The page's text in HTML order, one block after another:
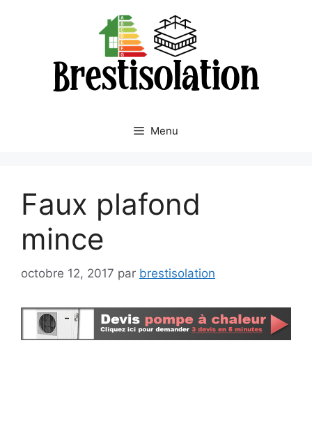
Menu
Faux plafond
mince
octobre 12, 2017 par brestisolation